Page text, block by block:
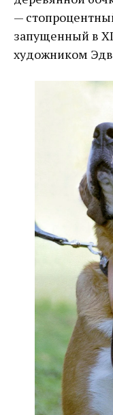
—
запущенный в
художником